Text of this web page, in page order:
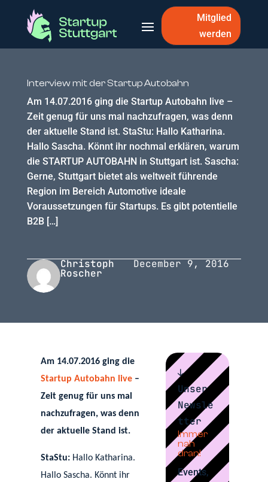
Mitglied
werden
Interview mit der Startup Autobahn
Am 14.07.2016 ging die Startup Autobahn live –
Zeit genug für uns mal nachzufragen, was denn
der aktuelle Stand ist. StaStu: Hallo Katharina.
Hallo Sascha. Könnt ihr nochmal erklären, warum
die STARTUP AUTOBAHN in Stuttgart ist. Sascha:
Gerne, Stuttgart bietet als weltweit führende
Region im Bereich Automotive ideale
Voraussetzungen für Startups. Es gibt potentielle
B2B […]
Christoph
Roscher
December 9, 2016
Am 14.07.2016 ging die
Startup Autobahn live –
Zeit genug für uns mal
nachzufragen, was denn
der aktuelle Stand ist.
StaStu: Hallo Katharina.
Hallo Sascha. Könnt ihr
↓
Unser
Newsle
tter
Immer
nah
dran!
Events,